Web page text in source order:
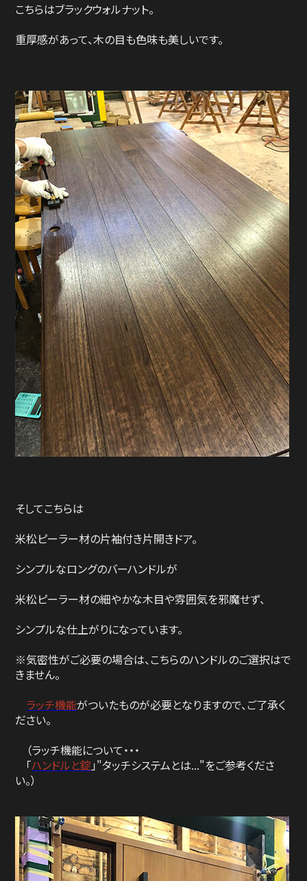
こちらはブラックウォルナット。
重厚感があって、木の目も色味も美しいです。
そしてこちらは
米松ピーラー材の片袖付き片開きドア。
シンプルなロングのバーハンドルが
米松ピーラー材の細やかな木目や雰囲気を邪魔せず、
シンプルな仕上がりになっています。
※気密性がご必要の場合は、こちらのハンドルのご選択はで
きません。
ラッチ機能がついたものが必要となりますので、ご了承く
ださい。
（ラッチ機能について・・・
「ハンドルと錠 」"タッチシステムとは..."をご参考くださ
い。）